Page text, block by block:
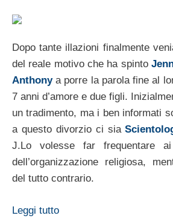
Dopo tante illazioni finalmente
del reale motivo che ha spinto
Anthonya porre la parola fine al
7 anni d’amore e due figli.
un tradimento, ma i ben informati
a questo divorzio ci sia
J.Lo volesse far frequentare
dell’organizzazione religiosa,
del tutto contrario.
Leggi tutto